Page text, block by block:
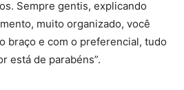
Sempre gentis, explicando
muito organizado, você
braço e com o preferencial, tudo
está de parabéns”.